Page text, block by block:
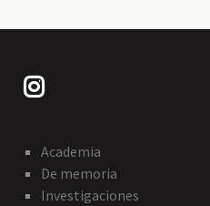
Academia
De memoria
Investigaciones